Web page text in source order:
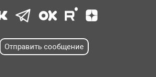
Отправить сообщение